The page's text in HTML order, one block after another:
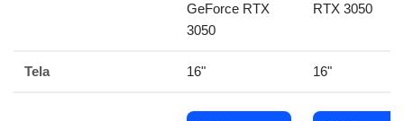
GeForce RTX
3050
RTX 3050
Tela 16" 16"